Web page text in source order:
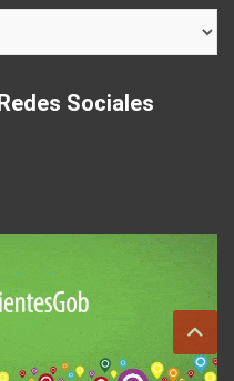
Sociales